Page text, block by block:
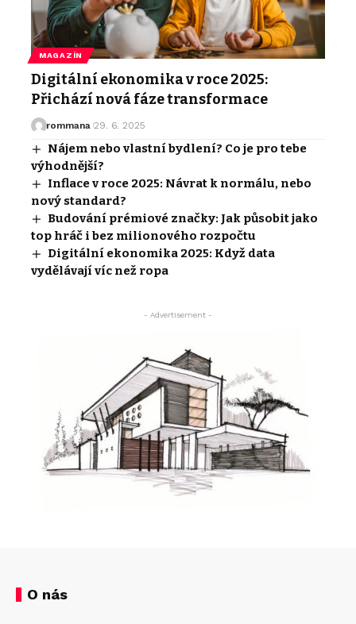
MAGAZÍN
Digitální ekonomika v roce 2025:
Přichází nová fáze transformace
rommana 29. 6. 2025
Nájem nebo vlastní bydlení? Co je pro tebe
výhodnější?
Inflace v roce 2025: Návrat k normálu, nebo
nový standard?
Budování prémiové značky: Jak působit jako
top hráč i bez milionového rozpočtu
Digitální ekonomika 2025: Když data
vydělávají víc než ropa
- Advertisement -
O nás